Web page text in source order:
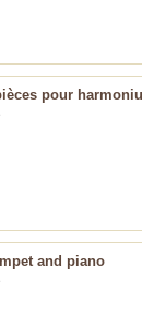
pour
and piano